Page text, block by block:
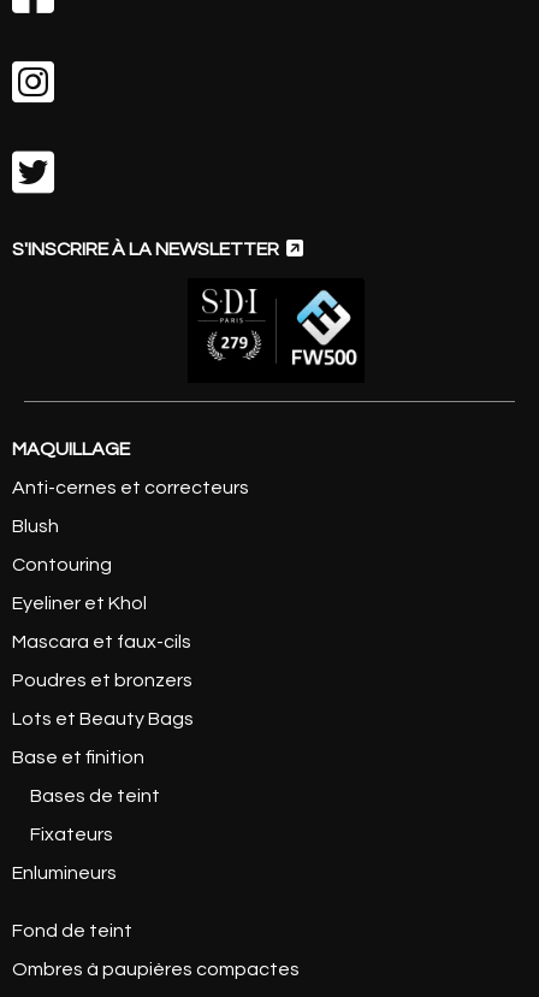


S'INSCRIRE À LA NEWSLETTER 
MAQUILLAGE
Anti-cernes et correcteurs
Blush
Contouring
Eyeliner et Khol
Mascara et faux-cils
Poudres et bronzers
Lots et Beauty Bags
Base et finition
Bases de teint
Fixateurs
Enlumineurs
Fond de teint
Ombres à paupières compactes